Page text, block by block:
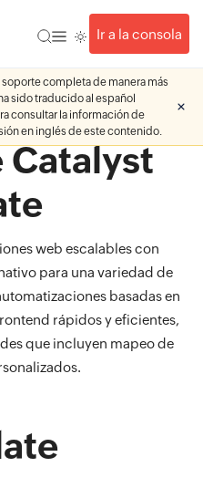
Ir a la consola
completa de manera más
sido traducido al español
consultar la información de
en inglés de este contenido.
de
Catalyst
web escalables con
para una variedad de
basadas en
rápidos y eficientes,
que incluyen mapeo de